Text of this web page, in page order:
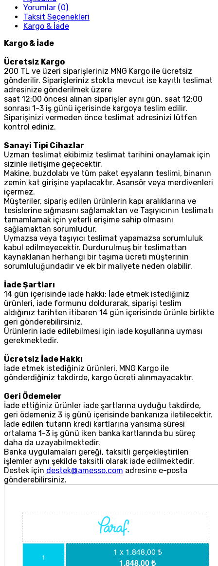
Yorumlar (0)
Taksit Seçenekleri
Kargo & İade
Kargo & İade
Ücretsiz Kargo
200 TL ve üzeri siparişleriniz MNG Kargo ile ücretsiz
gönderilir. Siparişleriniz stokta mevcut ise kayıtlı teslimat
adresinize gönderilmek üzere
saat 12:00 öncesi alınan siparişler aynı gün, saat 12:00
sonrası 1-3 iş günü içerisinde kargoya teslim edilir.
Siparişinizi vermeden önce teslimat adresinizi lütfen
kontrol ediniz.
Sanayi Tipi Cihazlar
Uzman teslimat ekibimiz teslimat tarihini onaylamak için
sizinle iletişime geçecektir.
Makine, buzdolabı ve tüm paket eşyaların teslimi, binanın
zemin kat girişine yapılacaktır. Asansör veya merdivenleri
içermez.
Müşteriler, sipariş edilen ürünlerin kapı aralıklarına ve
tesislerine sığmasını sağlamaktan ve Taşıyıcının teslimatı
tamamlamak için yeterli erişime sahip olmasını
sağlamaktan sorumludur.
Uymazsa veya taşıyıcı teslimat yapamazsa sorumluluk
kabul edilmeyecektir. Durdurulmuş bir teslimattan
kaynaklanan herhangi bir taşıma ücreti müşterinin
sorumluluğundadır ve ek bir maliyete neden olabilir.
İade Şartları
14 gün içerisinde iade hakkı: İade etmek istediğiniz
ürünleri, iade formunu doldurarak, siparişi teslim
aldığınız tarihten itibaren 14 gün içerisinde ürünle birlikte
geri gönderebilirsiniz.
Ürünlerin iade edilebilmesi için iade koşullarına uyması
gerekmektedir.
Ücretsiz İade Hakkı
İade etmek istediğiniz ürünleri, MNG Kargo ile
gönderdiğiniz takdirde, kargo ücreti alınmayacaktır.
Geri Ödemeler
İade ettiğiniz ürünler iade şartlarına uyduğu takdirde,
geri ödemeniz 3 iş günü içerisinde bankanıza iletilecektir.
İade edilen tutarın kredi kartlarına yansıma süresi
ortalama 1-3 iş günü iken banka kartlarında bu süreç
daha da uzayabilmektedir.
Banka uygulamaları gereği, taksitli gerçekleştirilen
işlemler aynı şekilde taksitli olarak iade edilmektedir.
Destek için destek@amesso.com adresine e-posta
gönderebilirsiniz.
1
1 x 1.848,00 ₺
1.848,00 ₺